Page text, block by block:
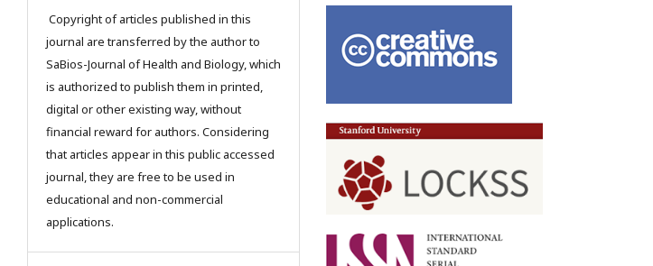
Copyright of articles published in this
journal are transferred by the author to
SaBios-Journal of Health and Biology, which
is authorized to publish them in printed,
digital or other existing way, without
financial reward for authors. Considering
that articles appear in this public accessed
journal, they are free to be used in
educational and non-commercial
applications.